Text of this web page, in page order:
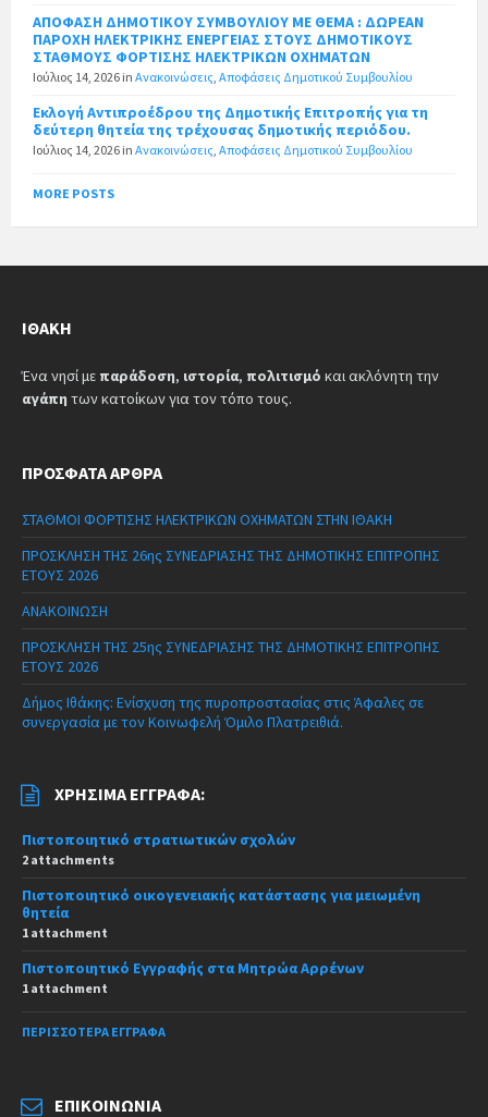
ΑΠΟΦΑΣΗ ΔΗΜΟΤΙΚΟΥ ΣΥΜΒΟΥΛΙΟΥ ΜΕ ΘΕΜΑ : ΔΩΡΕΑΝ
ΠΑΡΟΧΗ ΗΛΕΚΤΡΙΚΗΣ ΕΝΕΡΓΕΙΑΣ ΣΤΟΥΣ ΔΗΜΟΤΙΚΟΥΣ
ΣΤΑΘΜΟΥΣ ΦΟΡΤΙΣΗΣ ΗΛΕΚΤΡΙΚΩΝ ΟΧΗΜΑΤΩΝ
Ιούλιος 14, 2026 in Ανακοινώσεις Αποφάσεις Δημοτικού Συμβουλίου
Εκλογή Αντιπροέδρου της Δημοτικής Επιτροπής για τη
δεύτερη θητεία της τρέχουσας δημοτικής περιόδου.
Ιούλιος 14, 2026 in Ανακοινώσεις Αποφάσεις Δημοτικού Συμβουλίου
MORE POSTS
ΙΘΆΚΗ
Ένα νησί με παράδοση, ιστορία, πολιτισμό και ακλόνητη την
αγάπη των κατοίκων για τον τόπο τους.
ΠΡΌΣΦΑΤΑ ΆΡΘΡΑ
ΣΤΑΘΜΟΙ ΦΟΡΤΙΣΗΣ ΗΛΕΚΤΡΙΚΩΝ ΟΧΗΜΑΤΩΝ ΣΤΗΝ ΙΘΑΚΗ
ΠΡΟΣΚΛΗΣΗ ΤΗΣ 26ης ΣΥΝΕΔΡΙΑΣΗΣ ΤΗΣ ΔΗΜΟΤΙΚΗΣ ΕΠΙΤΡΟΠΗΣ
ΕΤΟΥΣ 2026
ΑΝΑΚΟΙΝΩΣΗ
ΠΡΟΣΚΛΗΣΗ ΤΗΣ 25ης ΣΥΝΕΔΡΙΑΣΗΣ ΤΗΣ ΔΗΜΟΤΙΚΗΣ ΕΠΙΤΡΟΠΗΣ
ΕΤΟΥΣ 2026
Δήμος Ιθάκης: Ενίσχυση της πυροπροστασίας στις Άφαλες σε
συνεργασία με τον Κοινωφελή Όμιλο Πλατρειθιά.
ΧΡΉΣΙΜΑ ΈΓΓΡΑΦΑ:
Πιστοποιητικό στρατιωτικών σχολών
2 attachments
Πιστοποιητικό οικογενειακής κατάστασης για μειωμένη
θητεία
1 attachment
Πιστοποιητικό Εγγραφής στα Μητρώα Αρρένων
1 attachment
ΠΕΡΙΣΣΌΤΕΡΑ ΈΓΓΡΑΦΑ
ΕΠΙΚΟΙΝΩΝΊΑ